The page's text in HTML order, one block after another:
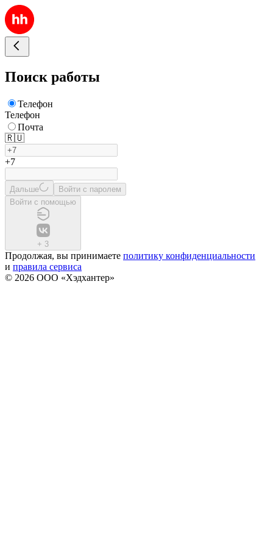
Поиск работы
Телефон
Телефон
Почта
🇷🇺
+7
Дальше
Войти с паролем
Войти с помощью
+ 3
Продолжая, вы принимаете политику конфиденциальности
и правила сервиса
© 2026 ООО «Хэдхантер»